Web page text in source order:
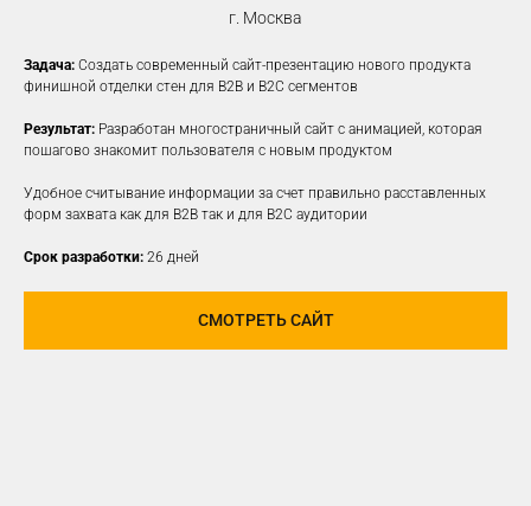
г. Москва
Задача: Создать современный сайт-презентацию нового продукта
финишной отделки стен для B2B и B2C сегментов
Результат: Разработан многостраничный сайт с анимацией, которая
пошагово знакомит пользователя с новым продуктом
Удобное считывание информации за счет правильно расставленных
форм захвата как для B2B так и для B2C аудитории
Срок разработки: 26 дней
СМОТРЕТЬ САЙТ